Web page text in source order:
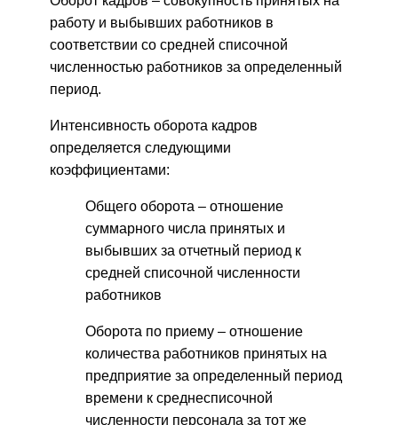
работу и выбывших работников в
соответствии со средней списочной
численностью работников за определенный
период.
Интенсивность оборота кадров
определяется следующими
коэффициентами:
Общего оборота – отношение
суммарного числа принятых и
выбывших за отчетный период к
средней списочной численности
работников
Оборота по приему – отношение
количества работников принятых на
предприятие за определенный период
времени к среднесписочной
численности персонала за тот же